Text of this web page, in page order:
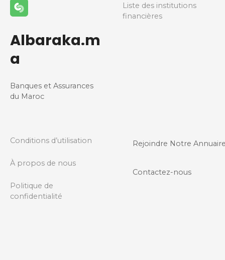
Albaraka.m
a
Banques et Assurances
du Maroc
Liste des institutions
financières
Conditions d’utilisation
À propos de nous
Politique de
confidentialité
Rejoindre Notre
Contactez-nous